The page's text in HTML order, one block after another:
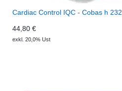
Cardiac Control IQC - Cobas h 232
44,80 €
exkl. 20,0% Ust